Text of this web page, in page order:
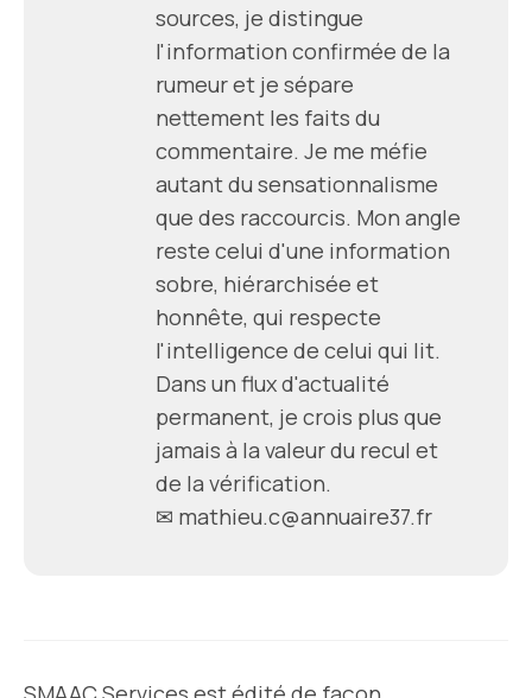
sources, je distingue
l'information confirmée de la
rumeur et je sépare
nettement les faits du
commentaire. Je me méfie
autant du sensationnalisme
que des raccourcis. Mon angle
reste celui d'une information
sobre, hiérarchisée et
honnête, qui respecte
l'intelligence de celui qui lit.
Dans un flux d'actualité
permanent, je crois plus que
jamais à la valeur du recul et
de la vérification.
✉ mathieu.c@annuaire37.fr